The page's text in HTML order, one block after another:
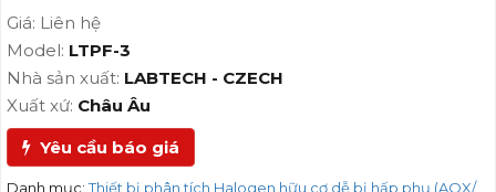
Giá: Liên hệ
Model: LTPF-3
Nhà sản xuất: LABTECH - CZECH
Xuất xứ: Châu Âu
Yêu cầu báo giá
Danh mục:Thiết bị phân tích Halogen hữu cơ dễ bị hấp phụ (AOX/